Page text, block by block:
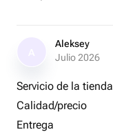
Aleksey
Julio 2026
Servicio de la tienda
Calidad/precio
Entrega